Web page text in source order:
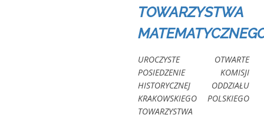
TOWARZYSTWA
UROCZYSTE OTWARTE
POSIEDZENIE KOMISJI
HISTORYCZNEJ ODDZIAŁU
KRAKOWSKIEGO POLSKIEGO
TOWARZYSTWA